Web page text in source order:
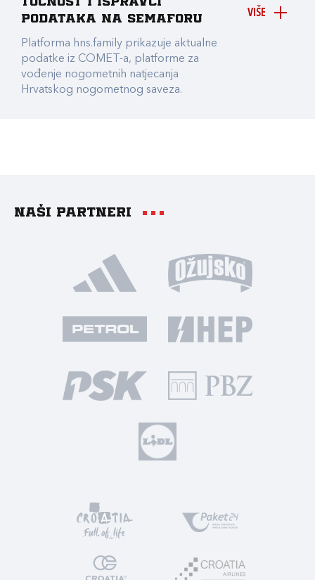
VIŠE
podataka na Semaforu
Platforma hns.family prikazuje aktualne
podatke iz COMET-a, platforme za
vođenje nogometnih natjecanja
Hrvatskog nogometnog saveza.
Naši partneri